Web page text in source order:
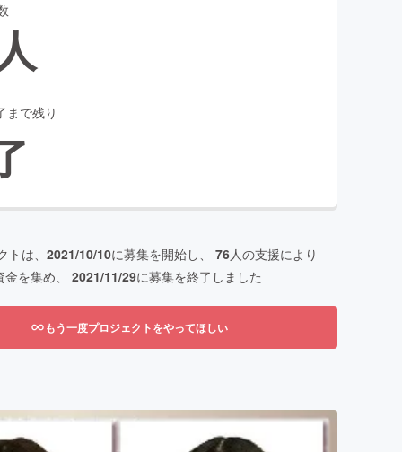
まで残り
は、 2021/10/10に募集を開始し、 76人の支援により
を集め、 2021/11/29に募集を終了しました
もう一度プロジェクトをやってほしい